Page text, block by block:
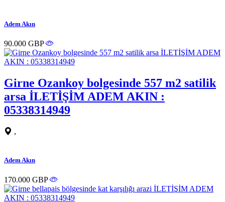
Adem Akın
90.000 GBP
Girne Ozankoy bolgesinde 557 m2 satilik
arsa İLETİŞİM ADEM AKIN :
05338314949
,
Adem Akın
170.000 GBP